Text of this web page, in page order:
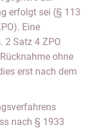
erfolgt sei (§ 113
Eine
Satz 4 ZPO
ohne
erst nach dem
nach § 1933